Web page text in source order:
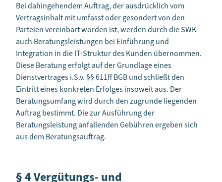
Bei dahingehendem Auftrag, der ausdrücklich vom
Vertragsinhalt mit umfasst oder gesondert von den
Parteien vereinbart worden ist, werden durch die SWK
auch Beratungsleistungen bei Einführung und
Integration in die IT-Struktur des Kunden übernommen.
Diese Beratung erfolgt auf der Grundlage eines
Dienstvertrages i.S.v. §§ 611ff BGB und schließt den
Eintritt eines konkreten Erfolges insoweit aus. Der
Beratungsumfang wird durch den zugrunde liegenden
Auftrag bestimmt. Die zur Ausführung der
Beratungsleistung anfallenden Gebühren ergeben sich
aus dem Beratungsauftrag.
§ 4 Vergütungs- und